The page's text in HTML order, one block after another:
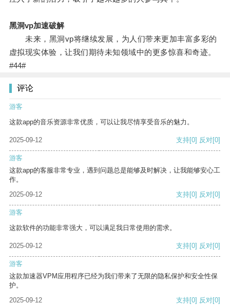
黑洞vp加速破解
未来，黑洞vp将继续发展，为人们带来更加丰富多彩的
虚拟现实体验，让我们期待未知领域中的更多惊喜和奇迹。
#44#
评论
游客
这款app的音乐资源非常优质，可以让我尽情享受音乐的魅力。
2025-09-12 支持[0] 反对[0]
游客
这款app的客服非常专业，遇到问题总是能够及时解决，让我能够安心工
作。
2025-09-12
支持[0] 反对[0]
游客
这款软件的功能非常强大，可以满足我日常使用的需求。
2025-09-12 支持[0] 反对[0]
游客
这款加速器VPM应用程序已经为我们带来了无限的隐私保护和安全性保
护。
2025-09-12
支持[0] 反对[0]